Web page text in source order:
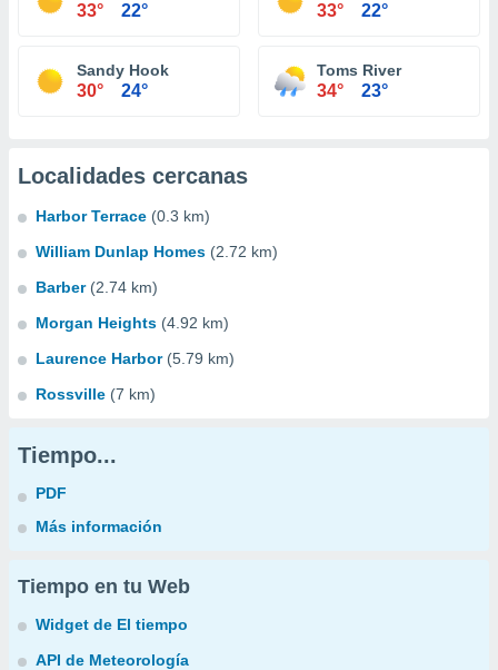
33° 22° 33° 22°
Sandy Hook
30° 24°
Toms River
34° 23°
Localidades cercanas
Harbor Terrace (0.3 km)
William Dunlap Homes (2.72 km)
Barber (2.74 km)
Morgan Heights (4.92 km)
Laurence Harbor (5.79 km)
Rossville (7 km)
Tiempo...
PDF
Más información
Tiempo en tu Web
Widget de El tiempo
API de Meteorología